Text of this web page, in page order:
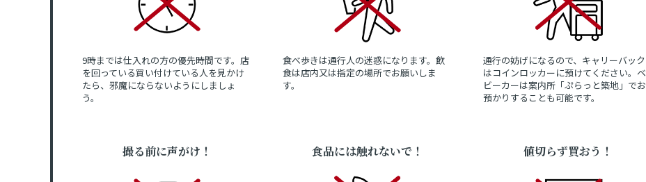
9時までは仕入れの方の優先時間です。店
を回っている買い付けている人を見かけ
たら、邪魔にならないようにしましょ
う。
食べ歩きは通行人の迷惑になります。飲
食は店内又は指定の場所でお願いしま
す。
通行の妨げになるので、キャリーバック
はコインロッカーに預けてください。ベ
ビーカーは案内所「ぷらっと築地」でお
預かりすることも可能です。
撮る前に声がけ！ 食品には触れないで！ 値切らず買おう！